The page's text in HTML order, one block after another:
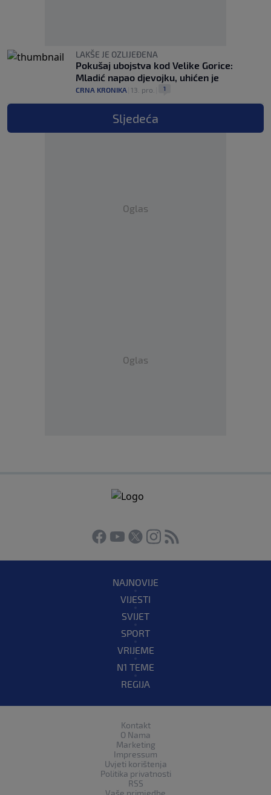
LAKŠE JE OZLIJEĐENA
Pokušaj ubojstva kod Velike Gorice:
Mladić napao djevojku, uhićen je
CRNA KRONIKA 13. pro. 1
Sljedeća
Oglas
Oglas
NAJNOVIJE
VIJESTI
SVIJET
SPORT
VRIJEME
N1 TEME
REGIJA
Kontakt
O Nama
Marketing
Impressum
Uvjeti korištenja
Politika privatnosti
RSS
Vaše primjedbe